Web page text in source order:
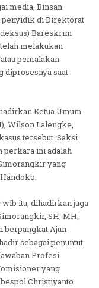
media, Binsan
penyidik di Direktorat
Bareskrim
melakukan
pemalakan
diprosesnya saat
Ketua Umum
Wilson Lalengke,
tersebut. Saksi
perkara ini adalah
yang
wib itu, dihadirkan juga
SH, MH,
berpangkat Ajun
sebagai penuntut
Profesi
yang
Christiyanto